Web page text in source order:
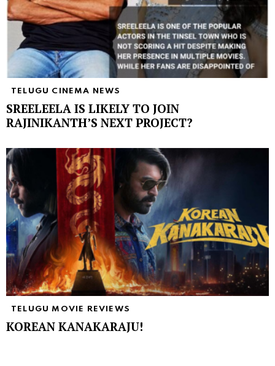
TELUGU CINEMA NEWS
SREELEELA IS LIKELY TO JOIN
RAJINIKANTH’S NEXT PROJECT?
TELUGU MOVIE REVIEWS
KOREAN KANAKARAJU!